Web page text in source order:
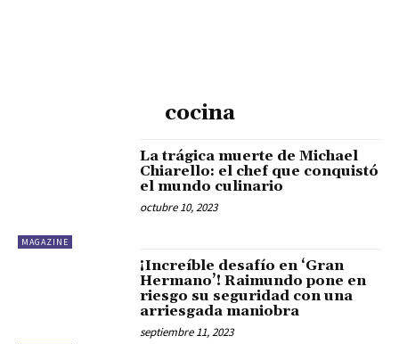
cocina
MAGAZINE
La trágica muerte de Michael
Chiarello: el chef que conquistó
el mundo culinario
octubre 10, 2023
¡Increíble desafío en ‘Gran
Hermano’! Raimundo pone en
riesgo su seguridad con una
arriesgada maniobra
septiembre 11, 2023